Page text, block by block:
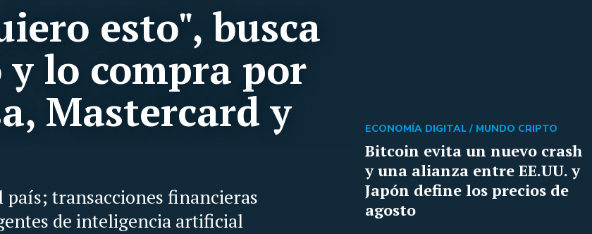
esto", busca
lo compra por
Mastercard y
país; transacciones financieras
de inteligencia artificial
Bitcoin evita un nuevo crash
y una alianza entre EE.UU. y
Japón define los precios de
agosto
ECONOMÍA DIGITAL / MUNDO CRIPTO